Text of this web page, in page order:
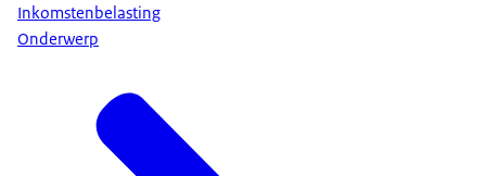
Inkomstenbelasting
Onderwerp